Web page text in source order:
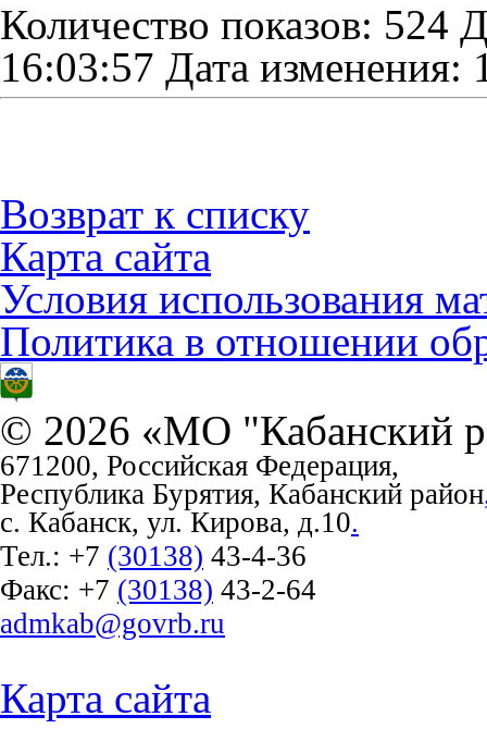
Количество показов: 524
16:03:57 Дата изменения:
Возврат к списку
Карта сайта
Условия использования
Политика в отношении
© 2026 «МО "Кабанский
671200, Российская Федерация,
Республика Бурятия, Кабанский район
с. Кабанск, ул. Кирова, д.10.
Тел.: +7 (30138) 43-4-36
Факс: +7 (30138) 43-2-64
admkab@govrb.ru
Карта сайта